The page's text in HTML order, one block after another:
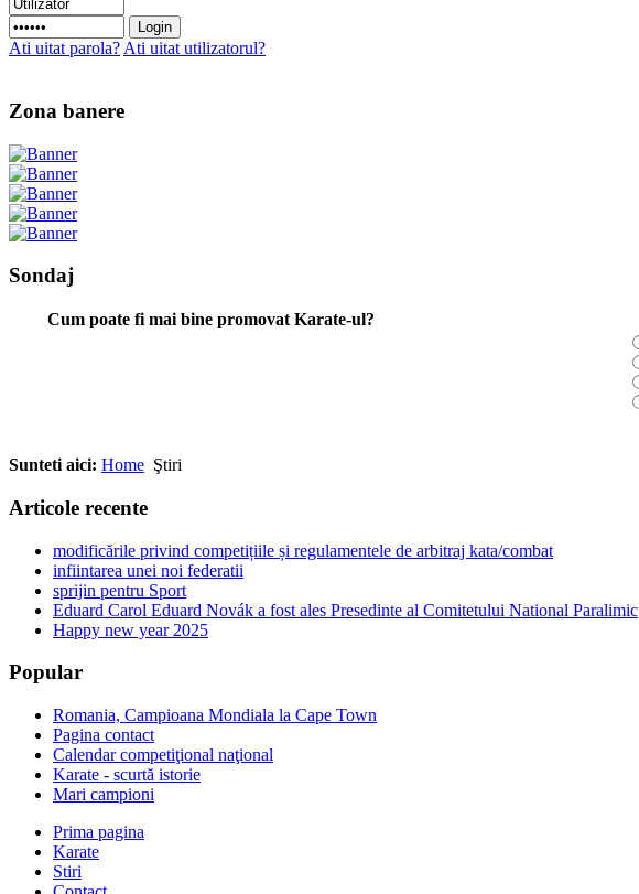
Ati uitat parola? Ati uitat utilizatorul?
Zona banere
Sondaj
Cum poate fi mai bine promovat Karate-ul?
Sunteti aici: Home Ştiri
Articole recente
modificările privind competițiile și regulamentele de arbitraj kata/combat
infiintarea unei noi federatii
sprijin pentru Sport
Eduard Carol Eduard Novák a fost ales Presedinte al Comitetului National Paralimic
Happy new year 2025
Popular
Romania, Campioana Mondiala la Cape Town
Pagina contact
Calendar competiţional naţional
Karate - scurtă istorie
Mari campioni
Prima pagina
Karate
Stiri